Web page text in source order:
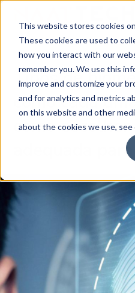
This website stores cookies
These cookies are used to
how you interact with our
remember you. We use this
improve and customize your
and for analytics and metrics
on this website and other
about the cookies we use, see
Tipos de
como cada
como
adequada